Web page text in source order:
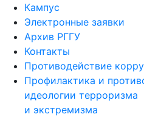
Кампус
Электронные заявки
Архив РГГУ
Контакты
Противодействие
Профилактика и
идеологии терроризма
и экстремизма